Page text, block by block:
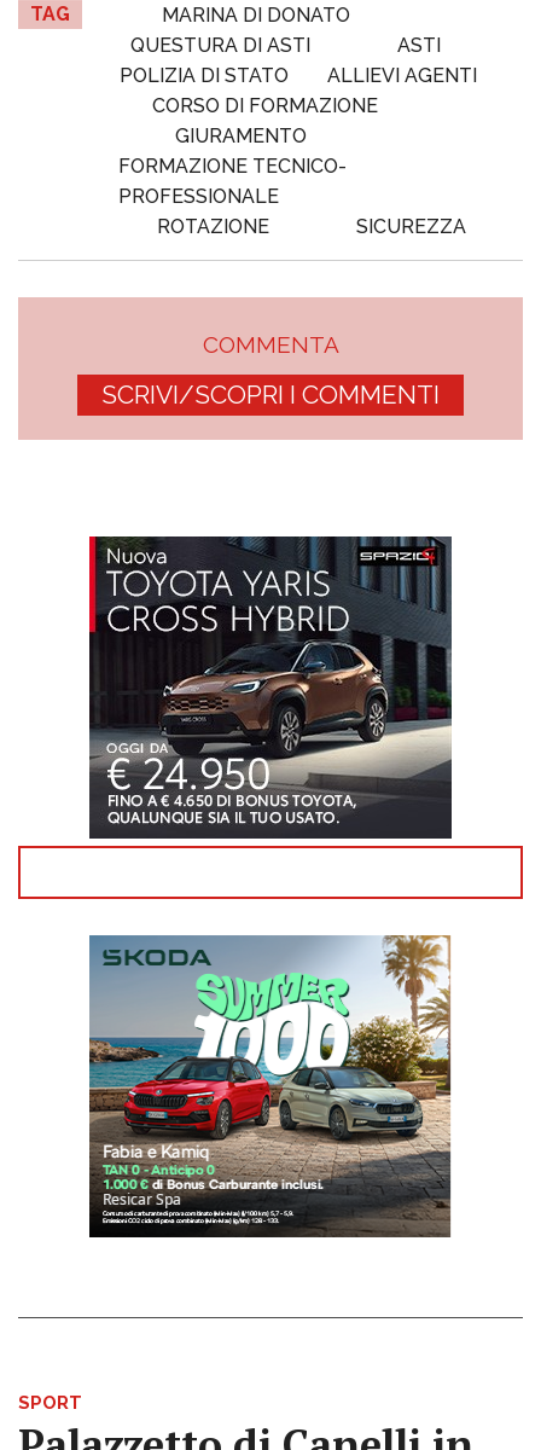
TAG
MARINA DI DONATO
QUESTURA DI ASTI
ASTI
POLIZIA DI STATO
ALLIEVI AGENTI
CORSO DI FORMAZIONE
GIURAMENTO
FORMAZIONE TECNICO-
PROFESSIONALE
ROTAZIONE
SICUREZZA
COMMENTA
SCRIVI/SCOPRI I COMMENTI
SPORT